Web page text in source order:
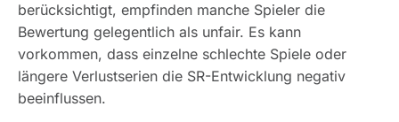
berücksichtigt, empfinden manche Spieler die
Bewertung gelegentlich als unfair. Es kann
vorkommen, dass einzelne schlechte Spiele oder
längere Verlustserien die SR-Entwicklung negativ
beeinflussen.